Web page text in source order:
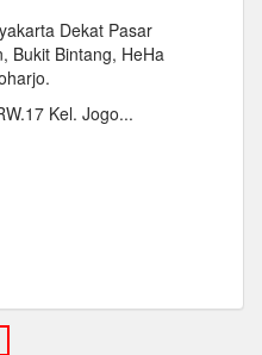
Dekat Pasar
Bukit Bintang, HeHa
Kel. Jogo...